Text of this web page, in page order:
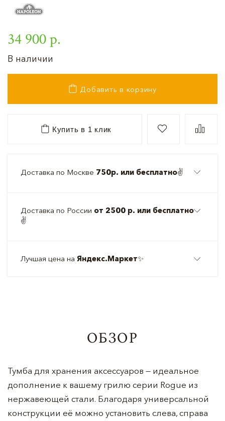
34 900 р.
В наличии
Добавить в корзину
Купить в 1 клик
Доставка по Москве 750р. или бесплатно✌️
Доставка по России от 2500 р. или бесплатно
✌️
Лучшая цена на Яндекс.Маркет✨
ОБЗОР
Тумба для хранения аксессуаров — идеальное
дополнение к вашему грилю серии Rogue из
нержавеющей стали. Благодаря универсальной
конструкции её можно установить слева, справа